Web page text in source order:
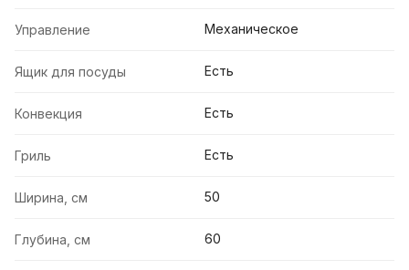
Управление Механическое
Ящик для посуды Есть
Конвекция Есть
Гриль Есть
Ширина, см 50
Глубина, см 60